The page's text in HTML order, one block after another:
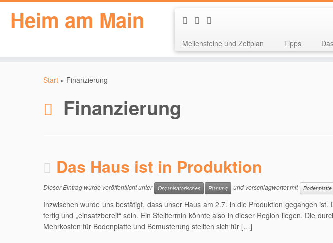
Heim am Main
Meilensteine und Zeitplan Tipps
Start » Finanzierung
Finanzierung
Das Haus ist in Produktion
Dieser Eintrag wurde veröffentlicht unter Organisatorisches Planung und verschlagwortet mit Bodenplatte
Inzwischen wurde uns bestätigt, dass unser Haus am 2.7. in die Produktion gegangen
fertig und „einsatzbereit“ sein. Ein Stelltermin könnte also in dieser Region liegen. Die
Mehrkosten für Bodenplatte und Bemusterung stellten sich für […]